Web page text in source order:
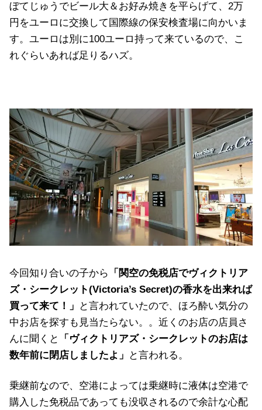
ぼてじゅうでビール大＆お好み焼きを平らげて、2万
円をユーロに交換して国際線の保安検査場に向かいま
す。ユーロは別に100ユーロ持って来ているので、こ
れぐらいあれば足りるハズ。
今回知り合いの子から
「関空の免税店でヴィクトリア
ズ・シークレット(Victoria’s Secret)の香水を出来れば
買って来て！」
と言われていたので、ほろ酔い気分の
中お店を探すも見当たらない。。近くのお店の店員さ
んに聞くと
「ヴィクトリアズ・シークレットのお店は
数年前に閉店しましたよ」
と言われる。
乗継前なので、空港によっては乗継時に液体は空港で
購入した免税品であっても没収されるので余計な心配